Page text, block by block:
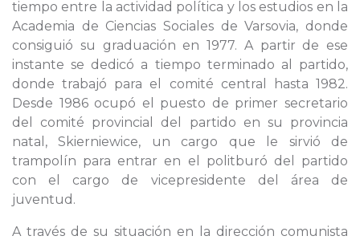
tiempo entre la actividad política y los estudios en la
Academia de Ciencias Sociales de Varsovia, donde
consiguió su graduación en 1977. A partir de ese
instante se dedicó a tiempo terminado al partido,
donde trabajó para el comité central hasta 1982.
Desde 1986 ocupó el puesto de primer secretario
del comité provincial del partido en su provincia
natal, Skierniewice, un cargo que le sirvió de
trampolín para entrar en el politburó del partido
con el cargo de vicepresidente del área de
juventud.
A través de su situación en la dirección comunista